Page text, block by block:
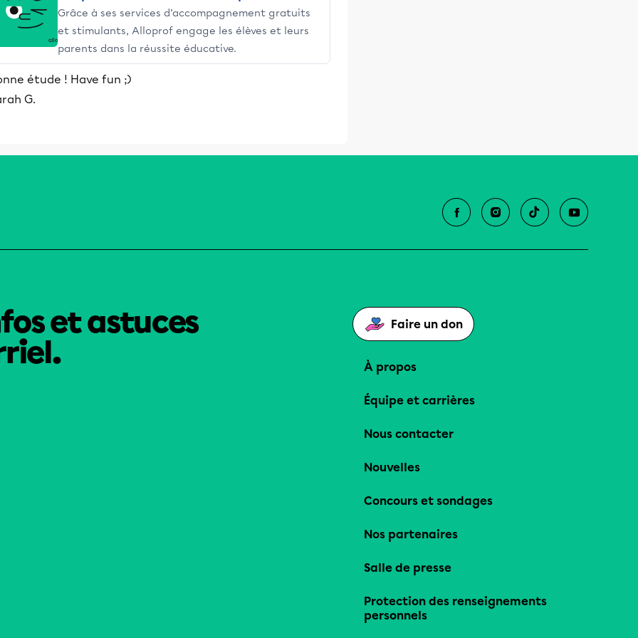
Grâce à ses services d’accompagnement gratuits
et stimulants, Alloprof engage les élèves et leurs
parents dans la réussite éducative.
étude ! Have fun ;)
G.
et astuces
Faire un don
À propos
Équipe et carrières
Nous contacter
Nouvelles
Concours et sondages
Nos partenaires
Salle de presse
Protection des renseignements
personnels